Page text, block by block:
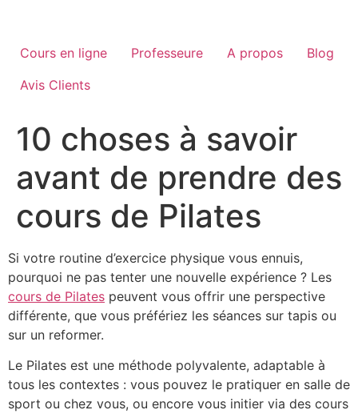
Cours en ligne Professeure A propos
Blog
Avis Clients
10 choses à savoir
avant de prendre des
cours de Pilates
Si votre routine d’exercice physique vous ennuis,
pourquoi ne pas tenter une nouvelle expérience ? Les
cours de Pilates peuvent vous offrir une perspective
différente, que vous préfériez les séances sur tapis ou
sur un reformer.
Le Pilates est une méthode polyvalente, adaptable à
tous les contextes : vous pouvez le pratiquer en salle de
sport ou chez vous, ou encore vous initier via des cours